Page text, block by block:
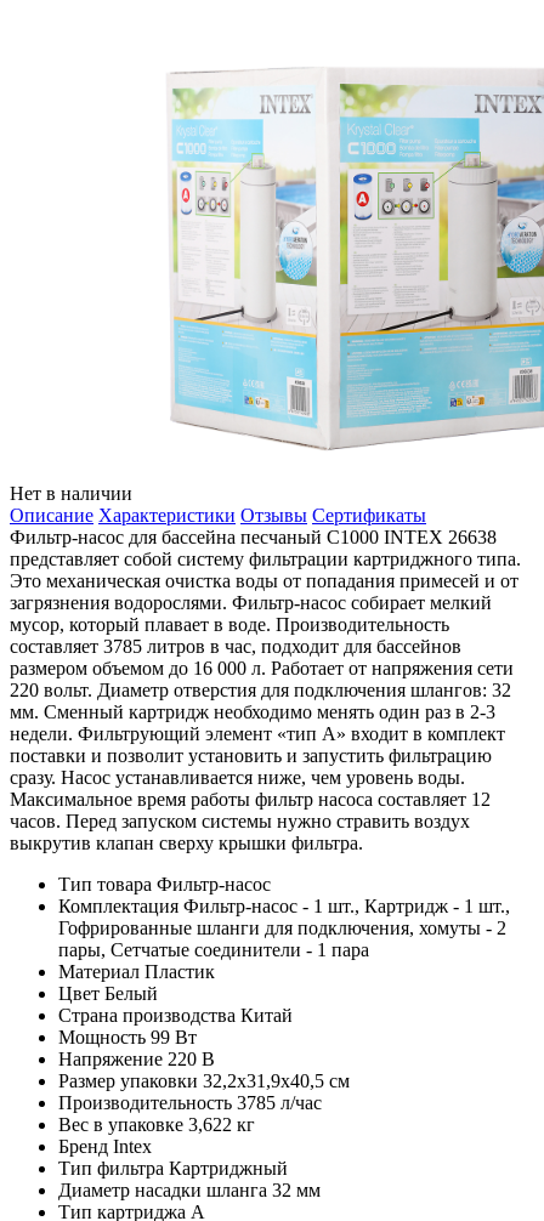
Нет в наличии
Описание Характеристики Отзывы Сертификаты
Фильтр-насос для бассейна песчаный С1000 INTEX 26638
представляет собой систему фильтрации картриджного типа.
Это механическая очистка воды от попадания примесей и от
загрязнения водорослями. Фильтр-насос собирает мелкий
мусор, который плавает в воде. Производительность
составляет 3785 литров в час, подходит для бассейнов
размером объемом до 16 000 л. Работает от напряжения сети
220 вольт. Диаметр отверстия для подключения шлангов: 32
мм. Сменный картридж необходимо менять один раз в 2-3
недели. Фильтрующий элемент «тип А» входит в комплект
поставки и позволит установить и запустить фильтрацию
сразу. Насос устанавливается ниже, чем уровень воды.
Максимальное время работы фильтр насоса составляет 12
часов. Перед запуском системы нужно стравить воздух
выкрутив клапан сверху крышки фильтра.
Тип товара Фильтр-насос
Комплектация Фильтр-насос - 1 шт., Картридж - 1 шт.,
Гофрированные шланги для подключения, хомуты - 2
пары, Сетчатые соединители - 1 пара
Материал Пластик
Цвет Белый
Страна производства Китай
Мощность 99 Вт
Напряжение 220 В
Размер упаковки 32,2х31,9х40,5 см
Производительность 3785 л/час
Вес в упаковке 3,622 кг
Бренд Intex
Тип фильтра Картриджный
Диаметр насадки шланга 32 мм
Тип картриджа A